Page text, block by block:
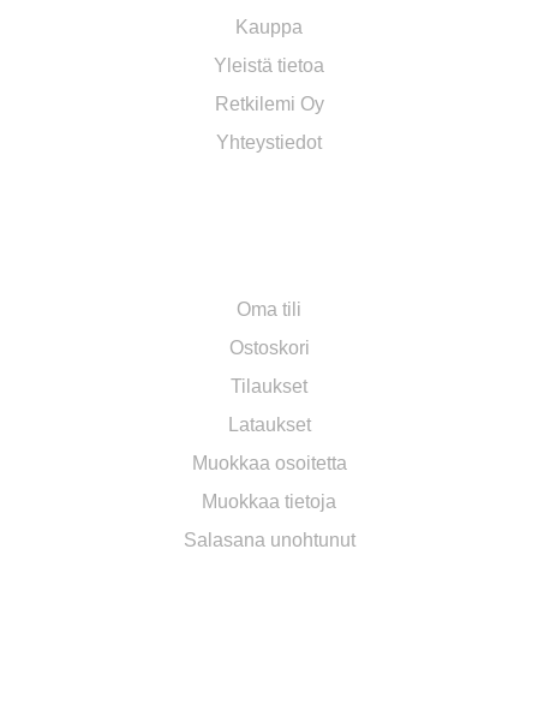
Kauppa
Yleistä tietoa
Retkilemi Oy
Yhteystiedot
Oma tili
Ostoskori
Tilaukset
Lataukset
Muokkaa osoitetta
Muokkaa tietoja
Salasana unohtunut